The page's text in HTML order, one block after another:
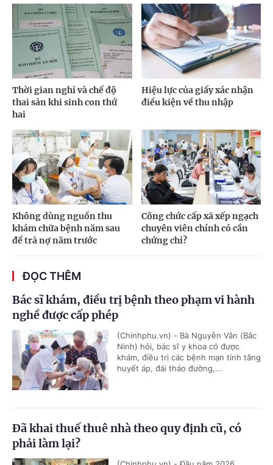
Thời gian nghỉ và chế độ
thai sản khi sinh con thứ
hai
Hiệu lực của giấy xác nhận
điều kiện về thu nhập
Không dùng nguồn thu
khám chữa bệnh năm sau
để trả nợ năm trước
Công chức cấp xã xếp ngạch
chuyên viên chính có cần
chứng chỉ?
ĐỌC THÊM
Bác sĩ khám, điều trị bệnh theo phạm vi hành
nghề được cấp phép
(Chinhphu.vn) - Bà Nguyễn Vân (Bắc
Ninh) hỏi, bác sĩ y khoa có được
khám, điều trị các bệnh mạn tính tăng
huyết áp, đái tháo đường,...
Đã khai thuế thuê nhà theo quy định cũ, có
phải làm lại?